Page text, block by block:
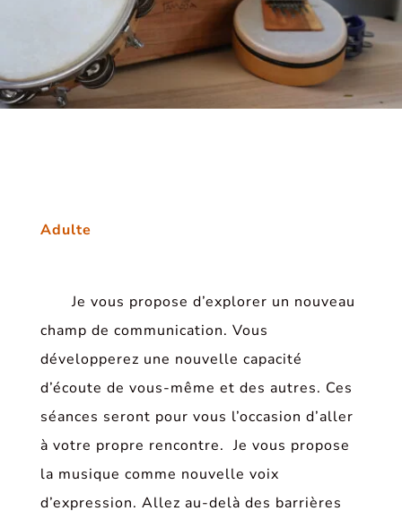
Adulte
Je vous propose d’explorer un nouveau
champ de communication. Vous
développerez une nouvelle capacité
d’écoute de vous-même et des autres. Ces
séances seront pour vous l’occasion d’aller
à votre propre rencontre. Je vous propose
la musique comme nouvelle voix
d’expression. Allez au-delà des barrières